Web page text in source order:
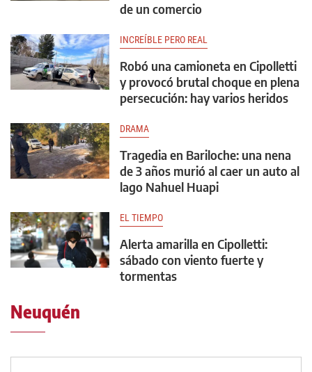
de un comercio
INCREÍBLE PERO REAL
Robó una camioneta en Cipolletti
y provocó brutal choque en plena
persecución: hay varios heridos
DRAMA
Tragedia en Bariloche: una nena
de 3 años murió al caer un auto al
lago Nahuel Huapi
EL TIEMPO
Alerta amarilla en Cipolletti:
sábado con viento fuerte y
tormentas
Neuquén